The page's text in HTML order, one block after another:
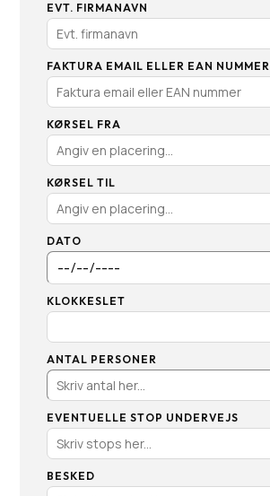
EVT. FIRMANAVN
FAKTURA EMAIL ELLER EAN NUMMER
KØRSEL FRA
KØRSEL TIL
DATO
KLOKKESLET
ANTAL PERSONER
EVENTUELLE STOP UNDERVEJS
BESKED